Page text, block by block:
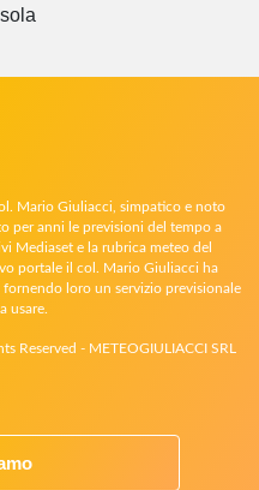
Mario Giuliacci, simpatico e noto
per anni le previsioni del tempo a
Mediaset e la rubrica meteo del
portale il col. Mario Giuliacci ha
loro un servizio previsionale
usare.
Reserved - METEOGIULIACCI SRL